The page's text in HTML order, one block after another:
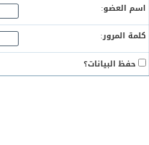
اسم العضو:
كلمة المرور:
حفظ البيانات؟